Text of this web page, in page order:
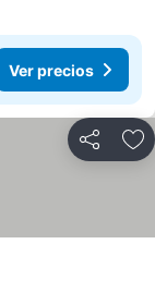
Ver precios
Compartir